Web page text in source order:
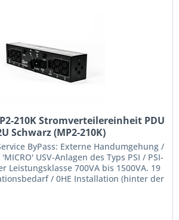
210K Stromverteilereinheit PDU
Schwarz (MP2-210K)
ByPass: Externe Handumgehung /
USV-Anlagen des Typs PSI / PSI-
Leistungsklasse 700VA bis 1500VA. 19
/ 0HE Installation (hinter der